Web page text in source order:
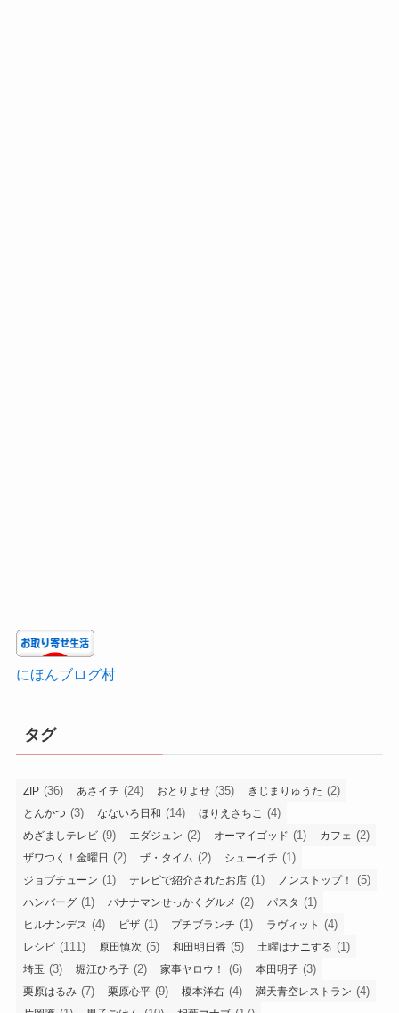
にほんブログ村
タグ
ZIP (36) あさイチ (24) おとりよせ (35) きじまりゅうた (2)
とんかつ (3) なないろ日和 (14) ほりえさちこ (4)
めざましテレビ (9) エダジュン (2) オーマイゴッド (1) カフェ (2)
ザワつく！金曜日 (2) ザ・タイム (2) シューイチ (1)
ジョブチューン (1) テレビで紹介されたお店 (1) ノンストップ！ (5)
ハンバーグ (1) バナナマンせっかくグルメ (2) パスタ (1)
ヒルナンデス (4) ピザ (1) プチブランチ (1) ラヴィット (4)
レシピ (111) 原田慎次 (5) 和田明日香 (5) 土曜はナニする (1)
埼玉 (3) 堀江ひろ子 (2) 家事ヤロウ！ (6) 本田明子 (3)
栗原はるみ (7) 栗原心平 (9) 榎本洋右 (4) 満天青空レストラン (4)